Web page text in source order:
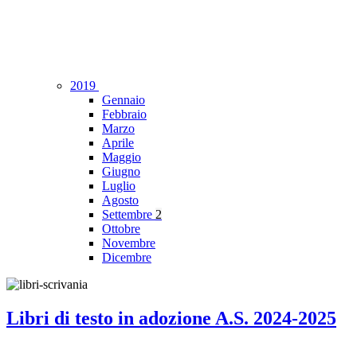
2019
Gennaio
Febbraio
Marzo
Aprile
Maggio
Giugno
Luglio
Agosto
Settembre 2
Ottobre
Novembre
Dicembre
Libri di testo in adozione A.S. 2024-2025